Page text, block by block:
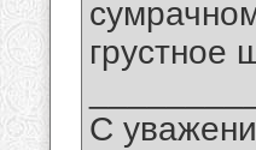
грустное
С